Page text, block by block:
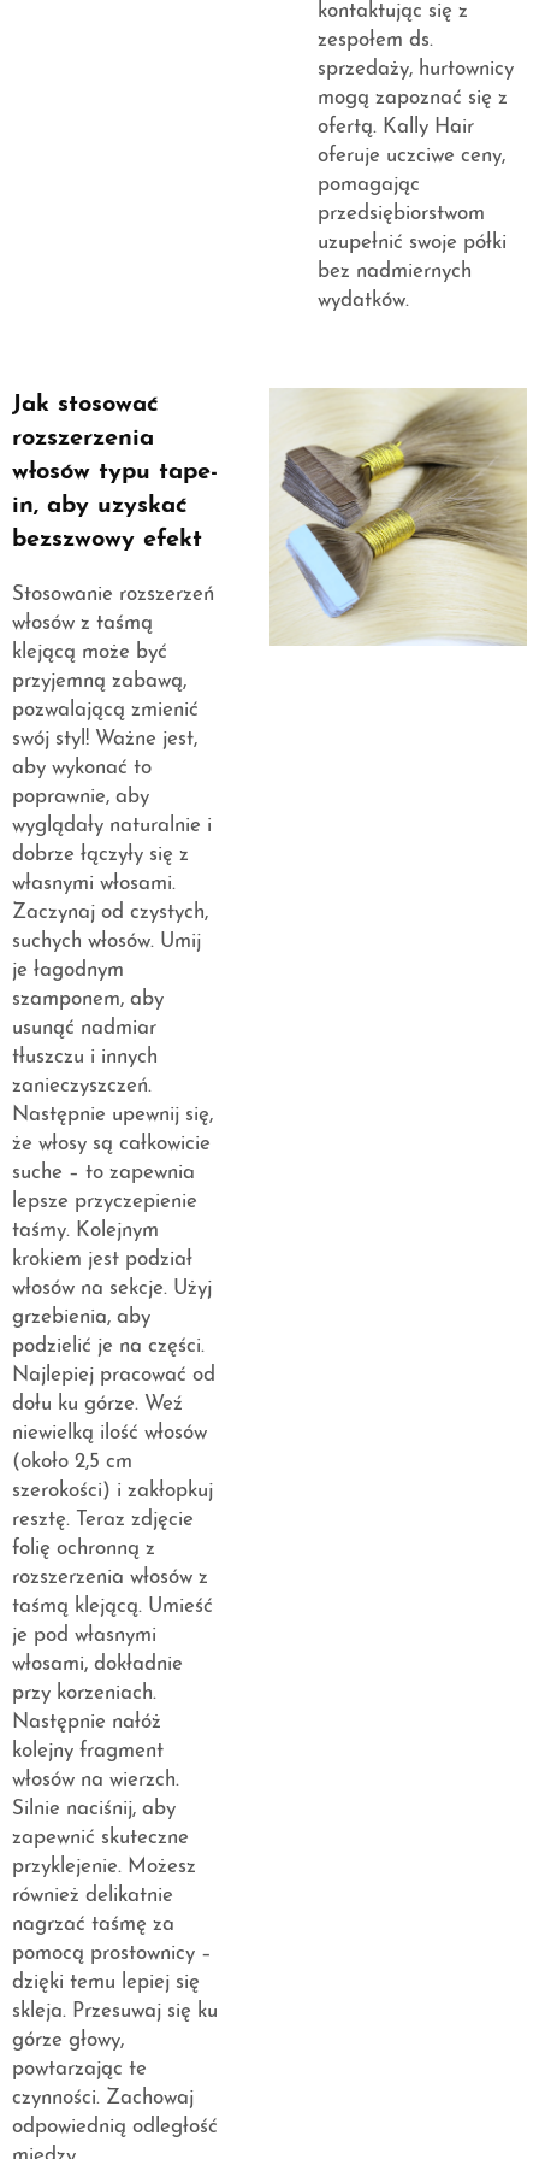
kontaktując się z
zespołem ds.
sprzedaży, hurtownicy
mogą zapoznać się z
ofertą. Kally Hair
oferuje uczciwe ceny,
pomagając
przedsiębiorstwom
uzupełnić swoje półki
bez nadmiernych
wydatków.
Jak stosować
rozszerzenia
włosów typu tape-
in, aby uzyskać
bezszwowy efekt
Stosowanie rozszerzeń
włosów z taśmą
klejącą może być
przyjemną zabawą,
pozwalającą zmienić
swój styl! Ważne jest,
aby wykonać to
poprawnie, aby
wyglądały naturalnie i
dobrze łączyły się z
własnymi włosami.
Zaczynaj od czystych,
suchych włosów. Umij
je łagodnym
szamponem, aby
usunąć nadmiar
tłuszczu i innych
zanieczyszczeń.
Następnie upewnij się,
że włosy są całkowicie
suche – to zapewnia
lepsze przyczepienie
taśmy. Kolejnym
krokiem jest podział
włosów na sekcje. Użyj
grzebienia, aby
podzielić je na części.
Najlepiej pracować od
dołu ku górze. Weź
niewielką ilość włosów
(około 2,5 cm
szerokości) i zakłopkuj
resztę. Teraz zdjęcie
folię ochronną z
rozszerzenia włosów z
taśmą klejącą. Umieść
je pod własnymi
włosami, dokładnie
przy korzeniach.
Następnie nałóż
kolejny fragment
włosów na wierzch.
Silnie naciśnij, aby
zapewnić skuteczne
przyklejenie. Możesz
również delikatnie
nagrzać taśmę za
pomocą prostownicy –
dzięki temu lepiej się
skleja. Przesuwaj się ku
górze głowy,
powtarzając te
czynności. Zachowaj
odpowiednią odległość